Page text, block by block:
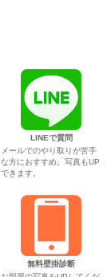
LINEで質問
メールでのやり取りが苦手
な方におすすめ。写真もUP
できます。
無料壁掛診断